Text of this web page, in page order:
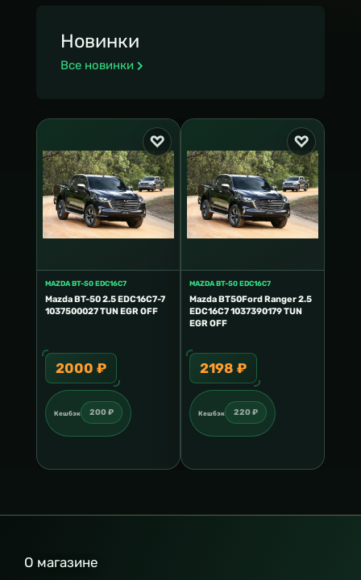
Новинки
Все новинки
MAZDA BT-50 EDC16C7
Mazda BT-50 2.5 EDC16C7-7
1037500027 TUN EGR OFF
2000 ₽
Кешбэк 200 ₽
MAZDA BT-50 EDC16C7
Mazda BT50Ford Ranger 2.5
EDC16C7 1037390179 TUN
EGR OFF
2198 ₽
Кешбэк 220 ₽
О магазине